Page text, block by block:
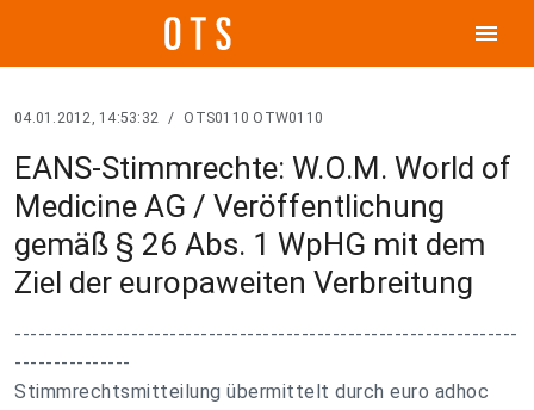
menu
04.01.2012, 14:53:32 / OTS0110 OTW0110
EANS-Stimmrechte: W.O.M. World of
Medicine AG / Veröffentlichung
gemäß § 26 Abs. 1 WpHG mit dem
Ziel der europaweiten Verbreitung
-----------------------------------------------------------------
---------------
Stimmrechtsmitteilung übermittelt durch euro adhoc